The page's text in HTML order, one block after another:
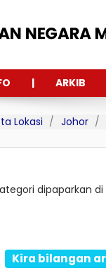
ARKIB
Lokasi Johor
dipaparkan
Kira bilangan